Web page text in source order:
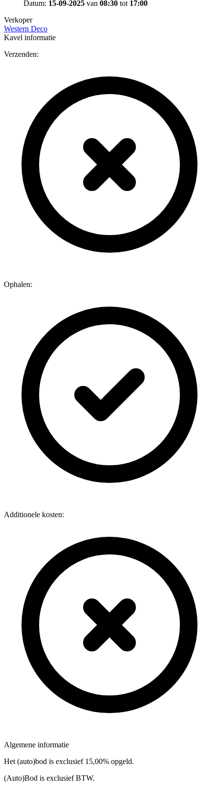
Datum: 15-09-2025 van 08:30 tot 17:00
Verkoper
Western Deco
Kavel informatie
Verzenden:
Ophalen:
Additionele kosten:
Algemene informatie
Het (auto)bod is exclusief 15,00% opgeld.
(Auto)Bod is exclusief BTW.